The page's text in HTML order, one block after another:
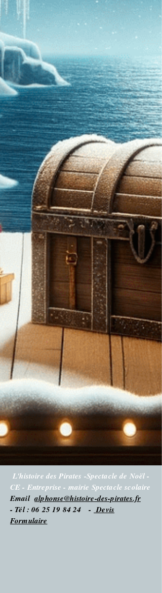
L'histoire des Pirates -Spectacle de Noël -
CE - Entreprise - mairie Spectacle scolaire
Emailalphonse@histoire-des-pirates.fr
- Tél : 06 25 19 84 24 - Devis
Formulaire